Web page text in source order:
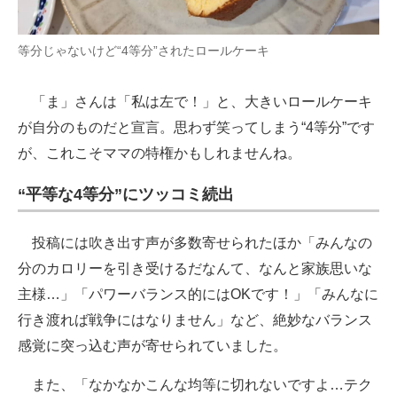
等分じゃないけど“4等分”されたロールケーキ
「ま」さんは「私は左で！」と、大きいロールケーキ
が自分のものだと宣言。思わず笑ってしまう“4等分”です
が、これこそママの特権かもしれませんね。
“平等な4等分”にツッコミ続出
投稿には吹き出す声が多数寄せられたほか「みんなの
分のカロリーを引き受けるだなんて、なんと家族思いな
主様…」「パワーバランス的にはOKです！」「みんなに
行き渡れば戦争にはなりません」など、絶妙なバランス
感覚に突っ込む声が寄せられていました。
また、「なかなかこんな均等に切れないですよ…テク